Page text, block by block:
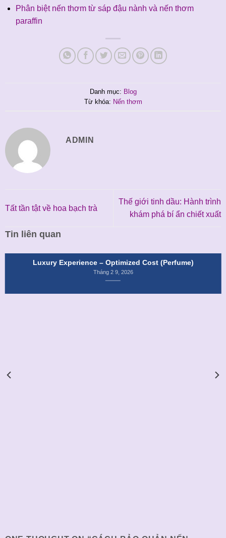
Phân biệt nến thơm từ sáp đậu nành và nến thơm
paraffin
Danh mục: Blog
Từ khóa: Nến thơm
ADMIN
Tất tần tật về hoa bạch trà
Thế giới tinh dầu: Hành trình
khám phá bí ẩn chiết xuất
Tin liên quan
Luxury Experience – Optimized Cost (Perfume)
Tháng 2 9, 2026